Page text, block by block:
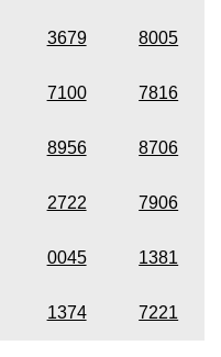
3679 8005
7100 7816
8956 8706
2722 7906
0045 1381
1374 7221